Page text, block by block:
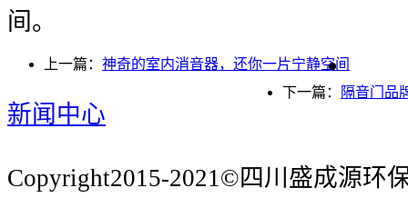
间。
上一篇： 神奇的室内消音器，还你一片宁静空间
下一篇：
隔音门品
新闻中心
Copyright2015-2021©四川盛成源环